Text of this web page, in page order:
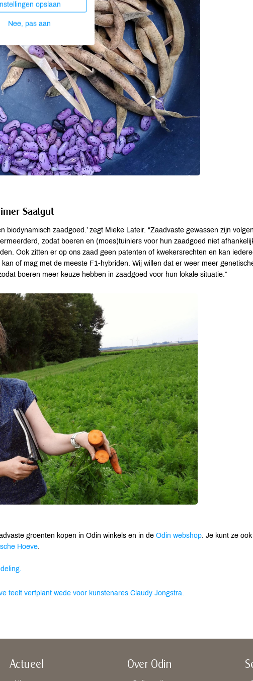
Saatgut
biodynamisch zaadgoed.’ zegt Mieke Lateir. “Zaadvaste gewassen zijn
zodat boeren en (moes)tuiniers voor hun zaadgoed niet
Ook zitten er op ons zaad geen patenten of kwekersrechten en kan
of mag met de meeste F1-hybriden. Wij willen dat er weer meer
boeren meer keuze hebben in zaadgoed voor hun lokale situatie.”
groenten kopen in Odin winkels en in de Odin webshop. Je kunt ze ook
Hoeve.
teelt verfplant wede voor kunstenares Claudy Jongstra.
Actueel Over Odin
opslaan
Nee, pas aan